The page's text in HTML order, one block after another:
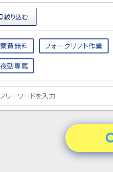
寮費無料 フォークリフト作業
夜勤専属